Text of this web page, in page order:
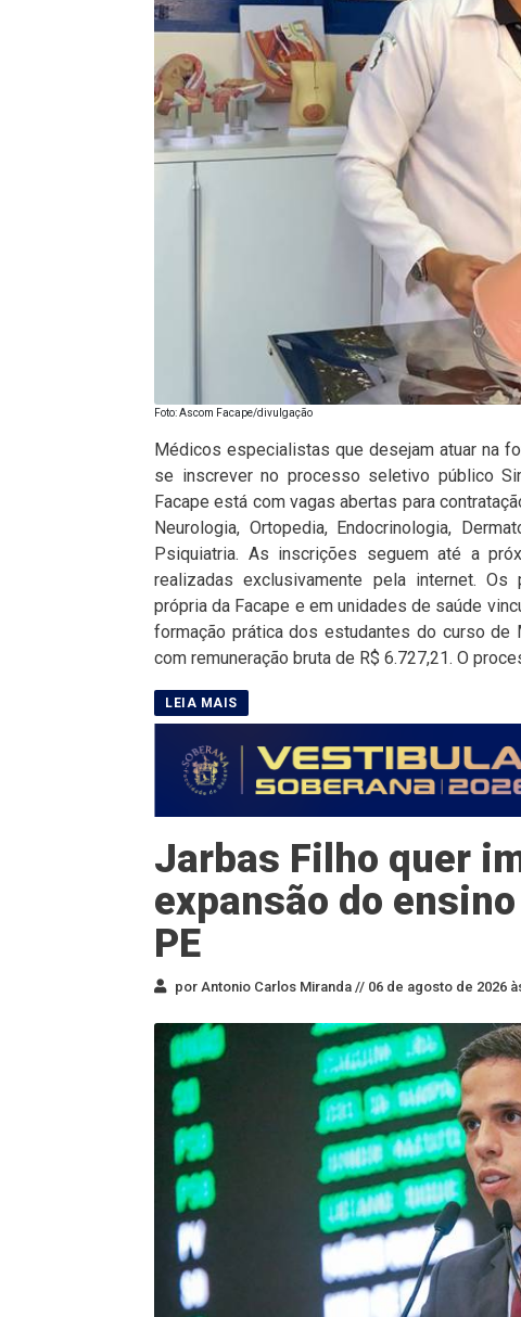
Foto: Ascom Facape/divulgação
Médicos especialistas que desejam atuar na
se inscrever no processo seletivo público
Facape está com vagas abertas para
Neurologia, Ortopedia, Endocrinologia,
Psiquiatria. As inscrições seguem até a
realizadas exclusivamente pela internet.
própria da Facape e em unidades de saúde
formação prática dos estudantes do curso de
com remuneração bruta de R$ 6.727,21. O
Jarbas Filho quer
expansão do
PE
por Antonio Carlos Miranda // 06 de agosto de 2026